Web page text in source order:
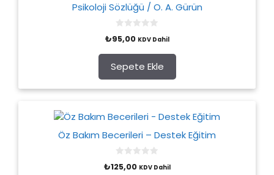
Psikoloji Sözlüğü / O. A. Gürün
o
t
o
f
5
₺95,00 KDV Dahil
Sepete Ekle
Öz Bakım Becerileri – Destek Eğitim
o
₺125,00 KDV Dahil